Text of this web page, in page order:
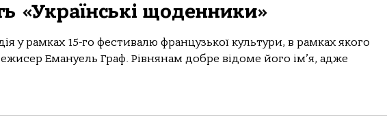
«Українські щоденники»
у рамках 15-го фестивалю французької культури, в рамках якого
Емануель Граф. Рівнянам добре відоме його ім’я, адже